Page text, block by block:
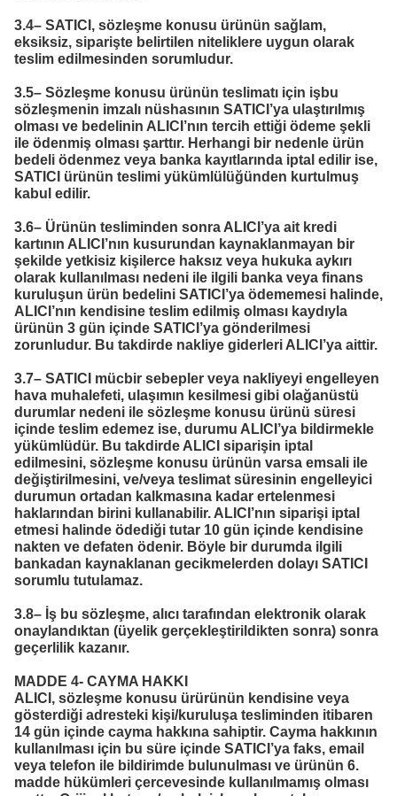
3.4– SATICI, sözleşme konusu ürünün sağlam,
eksiksiz, siparişte belirtilen niteliklere uygun olarak
teslim edilmesinden sorumludur.
3.5– Sözleşme konusu ürünün teslimatı için işbu
sözleşmenin imzalı nüshasının SATICI’ya ulaştırılmış
olması ve bedelinin ALICI’nın tercih ettiği ödeme şekli
ile ödenmiş olması şarttır. Herhangi bir nedenle ürün
bedeli ödenmez veya banka kayıtlarında iptal edilir ise,
SATICI ürünün teslimi yükümlülüğünden kurtulmuş
kabul edilir.
3.6– Ürünün tesliminden sonra ALICI’ya ait kredi
kartının ALICI’nın kusurundan kaynaklanmayan bir
şekilde yetkisiz kişilerce haksız veya hukuka aykırı
olarak kullanılması nedeni ile ilgili banka veya finans
kuruluşun ürün bedelini SATICI’ya ödememesi halinde,
ALICI’nın kendisine teslim edilmiş olması kaydıyla
ürünün 3 gün içinde SATICI’ya gönderilmesi
zorunludur. Bu takdirde nakliye giderleri ALICI’ya aittir.
3.7– SATICI mücbir sebepler veya nakliyeyi engelleyen
hava muhalefeti, ulaşımın kesilmesi gibi olağanüstü
durumlar nedeni ile sözleşme konusu ürünü süresi
içinde teslim edemez ise, durumu ALICI’ya bildirmekle
yükümlüdür. Bu takdirde ALICI siparişin iptal
edilmesini, sözleşme konusu ürünün varsa emsali ile
değiştirilmesini, ve/veya teslimat süresinin engelleyici
durumun ortadan kalkmasına kadar ertelenmesi
haklarından birini kullanabilir. ALICI’nın siparişi iptal
etmesi halinde ödediği tutar 10 gün içinde kendisine
nakten ve defaten ödenir. Böyle bir durumda ilgili
bankadan kaynaklanan gecikmelerden dolayı SATICI
sorumlu tutulamaz.
3.8– İş bu sözleşme, alıcı tarafından elektronik olarak
onaylandıktan (üyelik gerçekleştirildikten sonra) sonra
geçerlilik kazanır.
MADDE 4- CAYMA HAKKI
ALICI, sözleşme konusu ürürünün kendisine veya
gösterdiği adresteki kişi/kuruluşa tesliminden itibaren
14 gün içinde cayma hakkına sahiptir. Cayma hakkının
kullanılması için bu süre içinde SATICI’ya faks, email
veya telefon ile bildirimde bulunulması ve ürünün 6.
madde hükümleri çercevesinde kullanılmamış olması